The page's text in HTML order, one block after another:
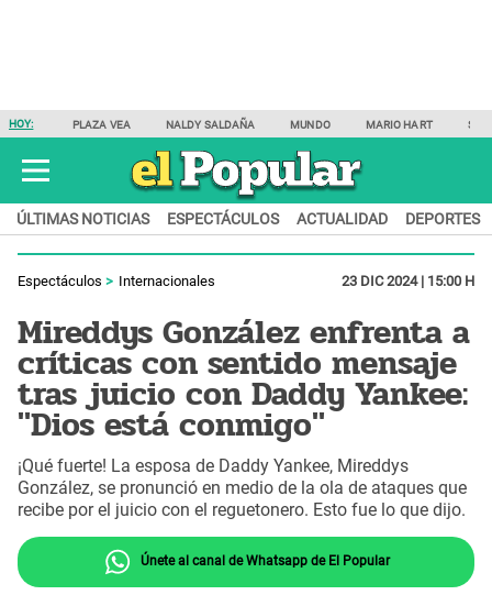
HOY: PLAZA VEA NALDY SALDAÑA MUNDO MARIO HART
ÚLTIMAS NOTICIAS ESPECTÁCULOS ACTUALIDAD DEPORTES
Espectáculos Internacionales 23 DIC 2024 | 15:00 H
Mireddys González enfrenta a
críticas con sentido mensaje
tras juicio con Daddy Yankee:
"Dios está conmigo"
¡Qué fuerte! La esposa de Daddy Yankee, Mireddys
González, se pronunció en medio de la ola de ataques que
recibe por el juicio con el reguetonero. Esto fue lo que dijo.
Únete al canal de Whatsapp de El Popular